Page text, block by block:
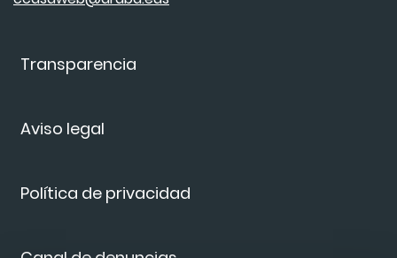
Transparencia
Aviso legal
Política de privacidad